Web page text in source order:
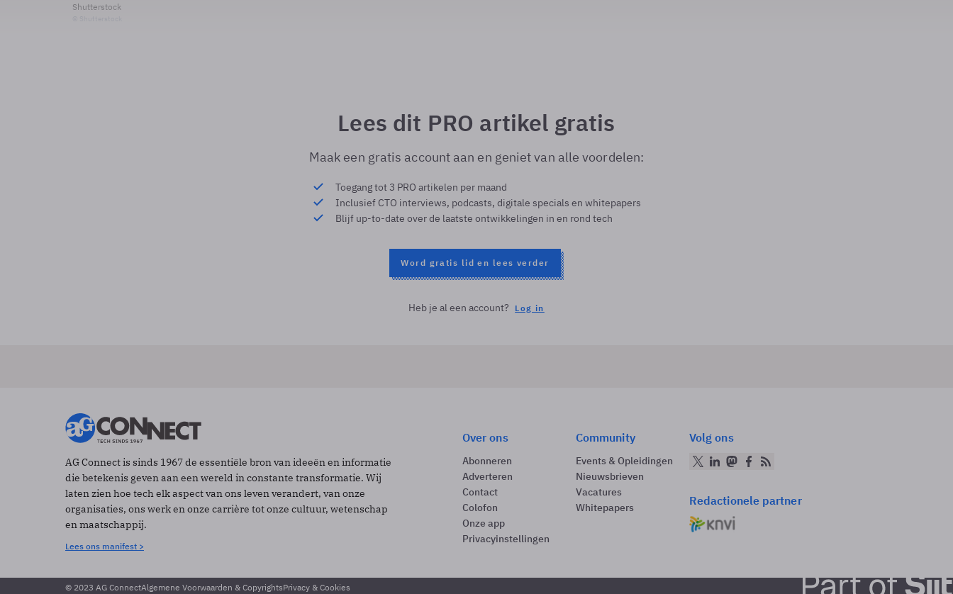
Shutterstock
Lees dit PRO artikel gratis
Maak een gratis account aan en geniet van alle voordelen:
Toegang tot 3 PRO artikelen per maand
Inclusief CTO interviews, podcasts, digitale specials en whitepapers
Blijf up-to-date over de laatste ontwikkelingen in en rond tech
Word gratis lid en lees verder
Heb je al een account? Log in
AG Connect is sinds 1967 de essentiële bron van ideeën en informatie
die betekenis geven aan een wereld in constante transformatie. Wij
laten zien hoe tech elk aspect van ons leven verandert, van onze
organisaties, ons werk en onze carrière tot onze cultuur, wetenschap
en maatschappij.
Lees ons manifest >
Over ons
Abonneren
Adverteren
Contact
Colofon
Onze app
Privacyinstellingen
Community
Events & Opleidingen
Nieuwsbrieven
Vacatures
Whitepapers
Volg ons
Redactionele partner
© 2023 AG ConnectAlgemene Voorwaarden & CopyrightsPrivacy & Cookies